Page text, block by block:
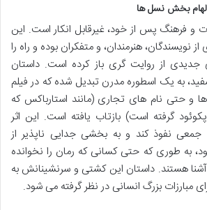
الهام بخش نسل ها
و فرهنگ پس از خود، غیرقابل انکار است. این
نویسندگان، هنرمندان، و متفکران بوده و راه را
از روایت گری باز کرده است. داستان
به یک اسطوره مدرن تبدیل شده که در فیلم
و حتی نام های تجاری (مانند استارباکس که
گرفته است) بازتاب یافته است. این اثر
نفوذ کند و به بخشی جدایی ناپذیر از
به طوری که حتی کسانی که رمان را نخوانده
آشنا هستند. داستان این کشتی و سرنشینانش به
مبارزات بزرگ انسانی در نظر گرفته می شود.